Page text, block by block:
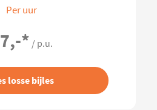
Per uur
* / p.u.
losse bijles